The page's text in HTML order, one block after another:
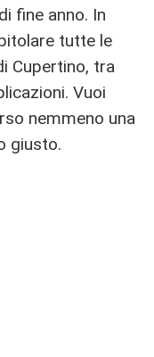
fine anno. In
tutte le
Cupertino, tra
Vuoi
nemmeno una
giusto.